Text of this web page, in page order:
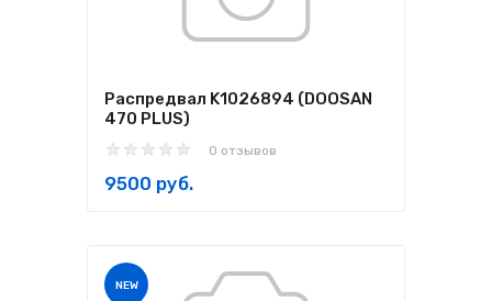
Распредвал K1026894 (DOOSAN
470 PLUS)
0 отзывов
9500 руб.
NEW